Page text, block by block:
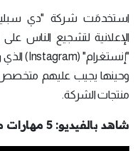
الإعلانية لتشجيع الناس
وحينها يجيب عليهم
منتجات الشركة.
شاهد بالفيديو: 5 مهارات مهمة بالتسويق الرقمي